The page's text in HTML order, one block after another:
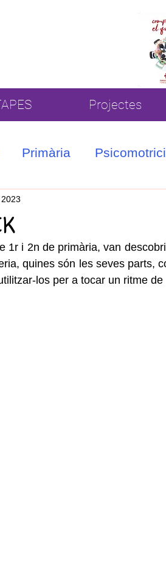
Projectes
Primària
1r i 2n de primària, van
quines són les seves parts,
los per a tocar un ritme de